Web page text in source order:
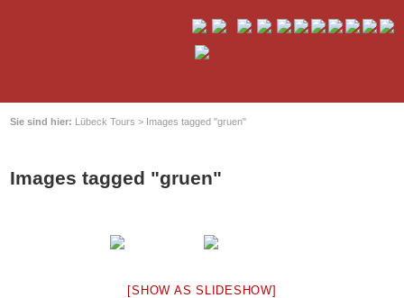
Sie sind hier: Lübeck Tours > Images tagged "gruen"
Images tagged "gruen"
[SHOW AS SLIDESHOW]